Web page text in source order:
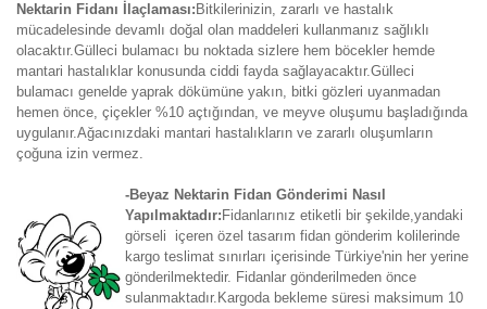
Nektarin Fidanı İlaçlaması: Bitkilerinizin, zararlı ve hastalık
mücadelesinde devamlı doğal olan maddeleri kullanmanız sağlıklı
olacaktır.Gülleci bulamacı bu noktada sizlere hem böcekler hemde
mantari hastalıklar konusunda ciddi fayda sağlayacaktır.Gülleci
bulamacı genelde yaprak dökümüne yakın, bitki gözleri uyanmadan
hemen önce, çiçekler %10 açtığından, ve meyve oluşumu başladığında
uygulanır.Ağacınızdaki mantari hastalıkların ve zararlı oluşumların
çoğuna izin vermez.
-Beyaz Nektarin Fidan Gönderimi Nasıl
Yapılmaktadır: Fidanlarınız etiketli bir şekilde,yandaki
görseli içeren özel tasarım fidan gönderim kolilerinde
kargo teslimat sınırları içerisinde Türkiye'nin her yerine
gönderilmektedir. Fidanlar gönderilmeden önce
sulanmaktadır.Kargoda bekleme süresi maksimum 10